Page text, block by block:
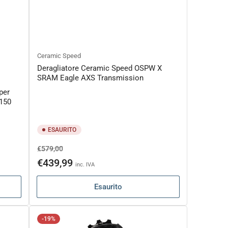
Ceramic Speed
Deragliatore Ceramic Speed OSPW X
SRAM Eagle AXS Transmission
ESAURITO
Prezzo
di
€579,00Prezzo
scontato
€439,99 inc. IVA
Esaurito
-19%